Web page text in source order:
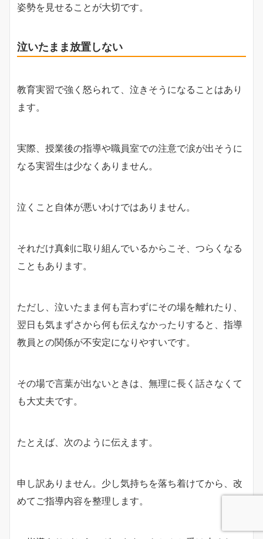
姿勢を見せることが大切です。
泣いたまま放置しない
教育実習で強く怒られて、泣きそうになることはあり
ます。
実際、授業後の指導や職員室での注意で涙が出そうに
なる実習生は少なくありません。
泣くこと自体が悪いわけではありません。
それだけ真剣に取り組んでいるからこそ、つらくなる
こともあります。
ただし、泣いたまま何も言わずにその場を離れたり、
翌日も気まずさから何も伝えなかったりすると、指導
教員との関係が不安定になりやすいです。
その場で言葉が出ないときは、無理に長く話さなくて
も大丈夫です。
たとえば、次のように伝えます。
申し訳ありません。少し気持ちを落ち着けてから、改
めてご指導内容を整理します。